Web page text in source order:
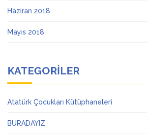
Haziran 2018
Mayıs 2018
KATEGORILER
Atatürk Çocukları Kütüphaneleri
BURADAYIZ